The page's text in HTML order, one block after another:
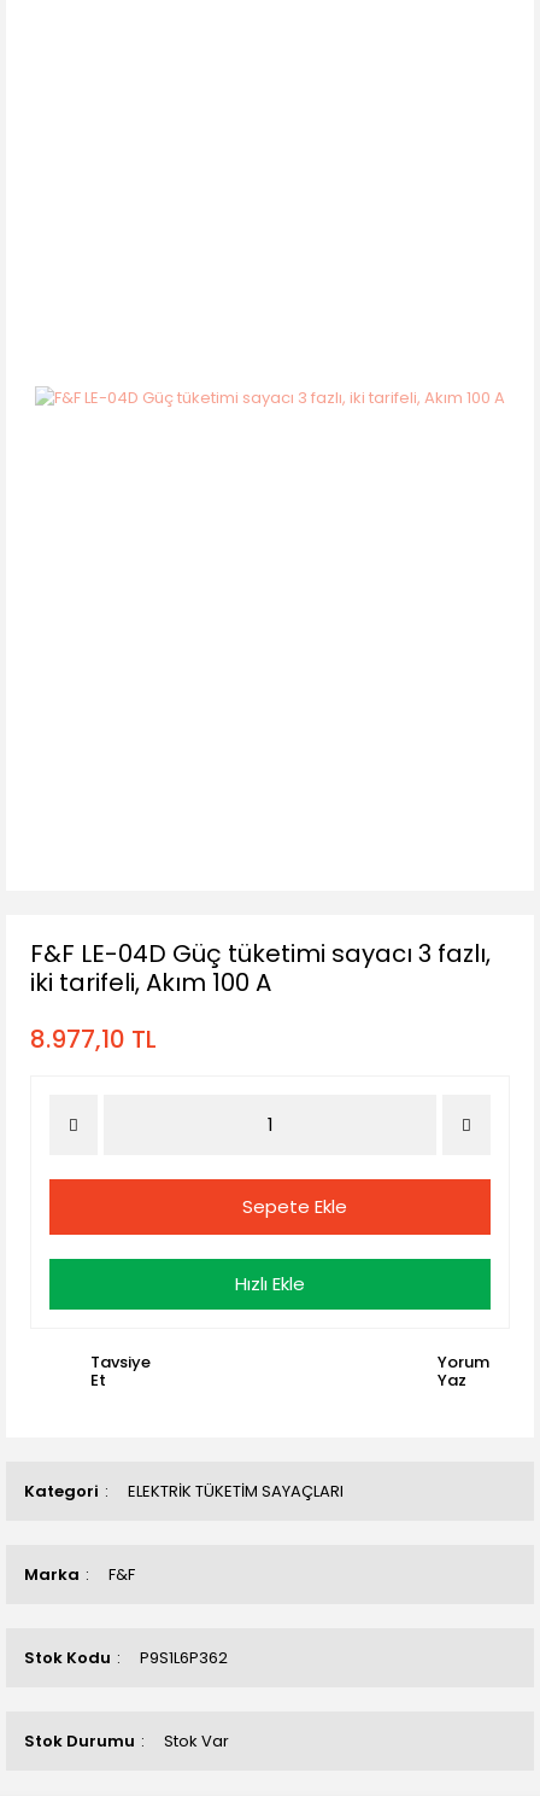
Kategori ELEKTRİK TÜKETİM SAYAÇLARI
Marka F&F
Stok Kodu P9S1L6P362
Stok Durumu Stok Var
F&F LE-04D Güç tüketimi sayacı 3 fazlı,
iki tarifeli, Akım 100 A
8.977,10 TL
Sepete Ekle
Hızlı Ekle
Tavsiye
Et
Yorum
Yaz